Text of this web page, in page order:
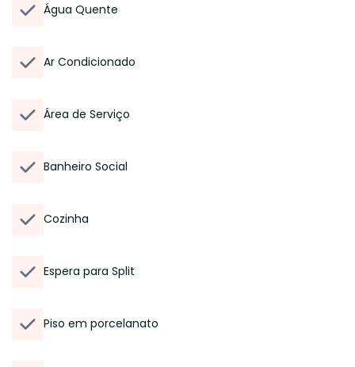
Água Quente
Ar Condicionado
Área de Serviço
Banheiro Social
Cozinha
Espera para Split
Piso em porcelanato